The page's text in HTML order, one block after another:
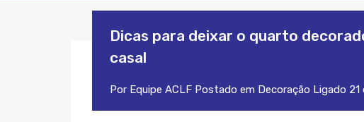
Dicas para deixar o quarto
casal
Por Equipe ACLF Postado em Decoração Ligado 21